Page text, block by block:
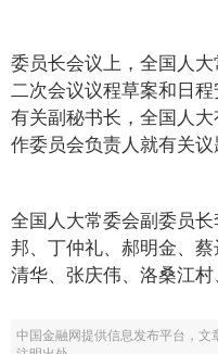
委员长会议上，全国人
二次会议议程草案和日
有关副秘书长，全国人
作委员会负责人就有关议
全国人大常委会副委员
邦、丁仲礼、郝明金、
清华、张庆伟、洛桑江村
中国金融网提供信息发布平台，